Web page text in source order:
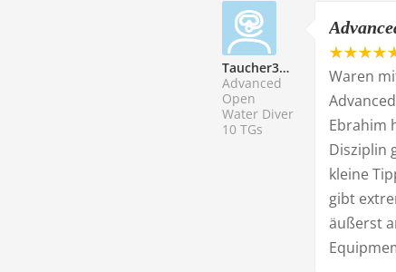
Taucher335370
Advanced
Open
Water Diver
10 TGs
Waren
Ebrahim
Disziplin
kleine
gibt
äußerst